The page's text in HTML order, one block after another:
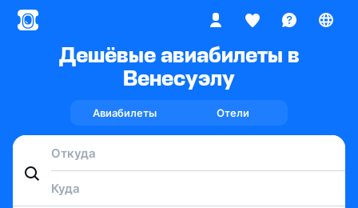
Дешёвые авиабилеты в
Венесуэлу
Авиабилеты Отели